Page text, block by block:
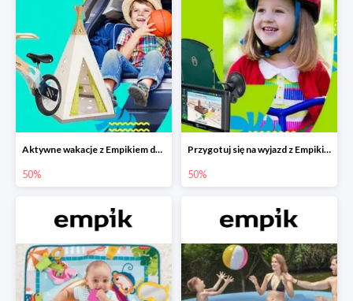
Aktywne wakacje z Empikiem do -50%
50%
Przygotuj się na wyjazd z Empikiem - rabaty do -50%
50%